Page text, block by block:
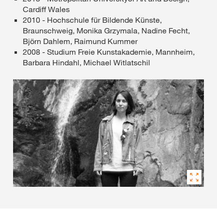
Cardiff Wales
2010 - Hochschule für Bildende Künste,
Braunschweig, Monika Grzymala, Nadine Fecht,
Björn Dahlem, Raimund Kummer
2008 - Studium Freie Kunstakademie, Mannheim,
Barbara Hindahl, Michael Witlatschil